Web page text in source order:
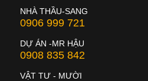
NHÀ THẦU-SANG
0906 999 721
DỰ ÁN -MR HẬU
0908 835 842
VẬT TƯ - MƯỜI